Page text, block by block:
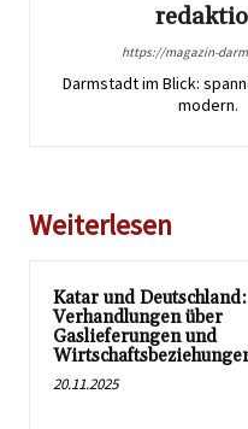
https://magazin-
Darmstadt im Blick:
modern.
Weiterlesen
Katar und Deutschland:
Verhandlungen über
Gaslieferungen und
20.11.2025